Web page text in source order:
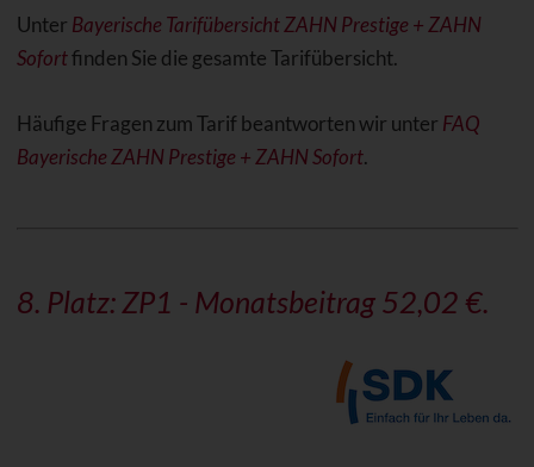
Unter Bayerische Tarifübersicht ZAHN Prestige + ZAHN
Sofortfinden Sie die gesamte Tarifübersicht.
Häufige Fragen zum Tarif beantworten wir unter FAQ
Bayerische ZAHN Prestige + ZAHN Sofort.
8. Platz: ZP1 - Monatsbeitrag 52,02 €.